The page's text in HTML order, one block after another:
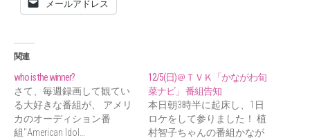
メールアドレス
関連
who is the winner?
さて、毎週録画して観てい
る大好きな番組が、 アメリ
カのオーディション番
組"American Idol…
12/5(日)＠ＴＶＫ「かながわ旬
菜ナビ」 番組告知
本日朝3時半に起床し、1日
ロケをして参りました！ 植
村智子ちゃんの番組かなが